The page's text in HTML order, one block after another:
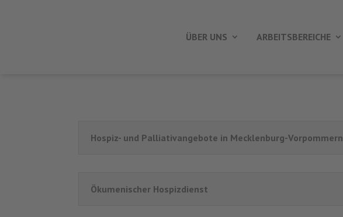
ÜBER UNS ARBEITSBEREICHE
Hospiz- und Palliativangebote in Mecklenburg-Vorpommern
Ökumenischer Hospizdienst